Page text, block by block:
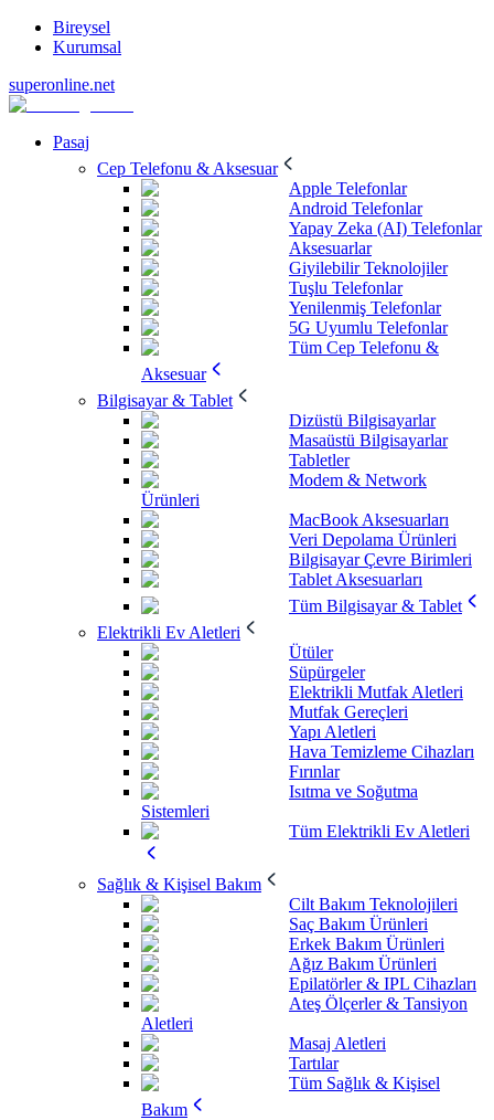
Bireysel
Kurumsal
superonline.net
Pasaj
Cep Telefonu & Aksesuar
Apple Telefonlar
Android Telefonlar
Yapay Zeka (AI) Telefonlar
Aksesuarlar
Giyilebilir Teknolojiler
Tuşlu Telefonlar
Yenilenmiş Telefonlar
5G Uyumlu Telefonlar
Tüm Cep Telefonu &
Aksesuar
Bilgisayar & Tablet
Dizüstü Bilgisayarlar
Masaüstü Bilgisayarlar
Tabletler
Modem & Network
Ürünleri
MacBook Aksesuarları
Veri Depolama Ürünleri
Bilgisayar Çevre Birimleri
Tablet Aksesuarları
Tüm Bilgisayar & Tablet
Elektrikli Ev Aletleri
Ütüler
Süpürgeler
Elektrikli Mutfak Aletleri
Mutfak Gereçleri
Yapı Aletleri
Hava Temizleme Cihazları
Fırınlar
Isıtma ve Soğutma
Sistemleri
Tüm Elektrikli Ev Aletleri
Sağlık & Kişisel Bakım
Cilt Bakım Teknolojileri
Saç Bakım Ürünleri
Erkek Bakım Ürünleri
Ağız Bakım Ürünleri
Epilatörler & IPL Cihazları
Ateş Ölçerler & Tansiyon
Aletleri
Masaj Aletleri
Tartılar
Tüm Sağlık & Kişisel
Bakım